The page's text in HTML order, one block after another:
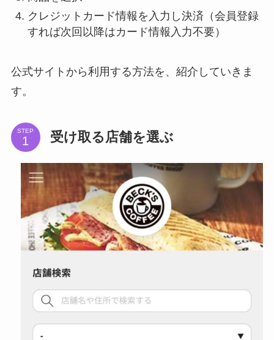
クレジットカード情報を入力し決済（会員登録
すれば次回以降はカード情報入力不要）
公式サイトから利用する方法を、紹介していきま
す。
STEP 受け取る店舗を選ぶ